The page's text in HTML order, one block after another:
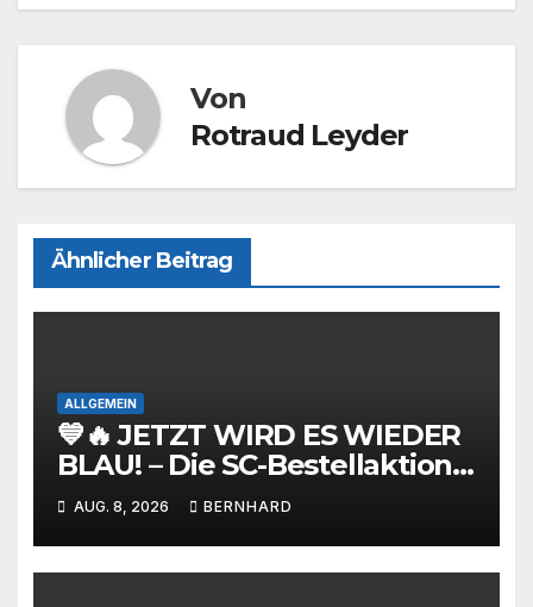
k
Von
Rotraud Leyder
Ähnlicher Beitrag
ALLGEMEIN
💙🔥 JETZT WIRD ES WIEDER
BLAU! – Die SC-Bestellaktion
ist gestartet!
AUG. 8, 2026 BERNHARD